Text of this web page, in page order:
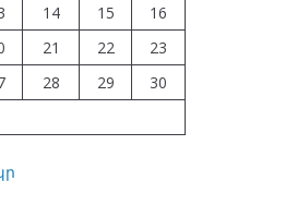
14 15
16
21 22
23
28 29
30